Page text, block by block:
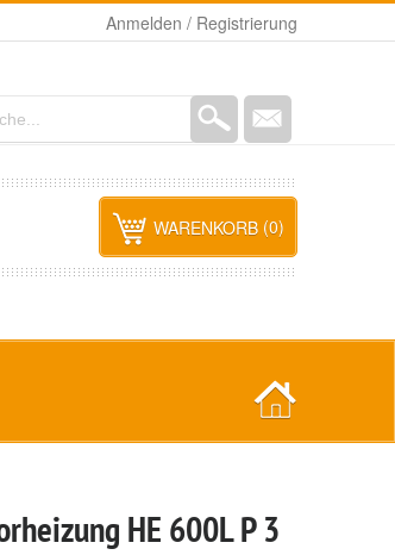
Anmelden / Registrierung
(0)
WARENKORB
HE 600L P 3